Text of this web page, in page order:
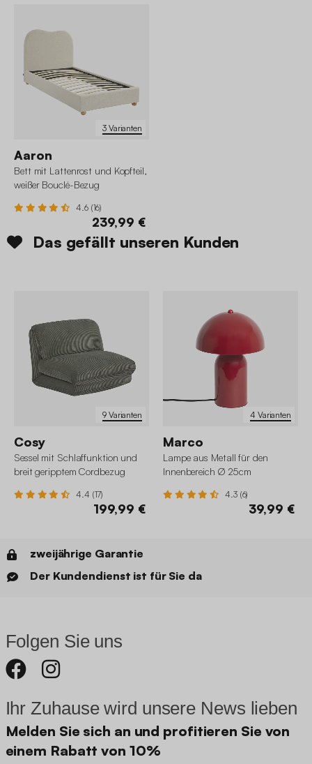
3 Varianten
Aaron
Bett mit Lattenrost und Kopfteil,
weißer Bouclé-Bezug
4.6 (16)
239,99 €
Das gefällt unseren Kunden
9 Varianten
Cosy
Sessel mit Schlaffunktion und
breit geripptem Cordbezug
4.4 (17)
199,99 €
4 Varianten
Marco
Lampe aus Metall für den
Innenbereich Ø 25cm
4.3 (6)
39,99 €
zweijährige Garantie
Der Kundendienst ist für Sie da
Folgen Sie uns
Ihr Zuhause wird unsere News lieben
Melden Sie sich an und profitieren Sie von
einem Rabatt von 10%